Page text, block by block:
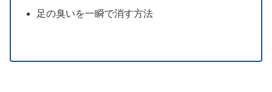
足の臭いを一瞬で消す方法